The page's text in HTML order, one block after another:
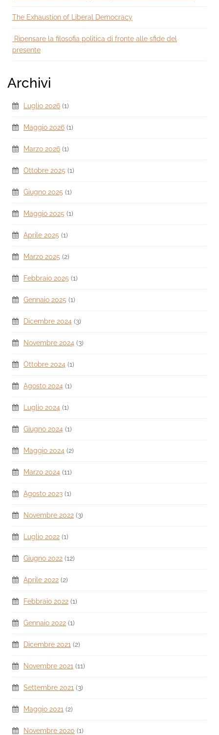
The Exhaustion of Liberal Democracy
Ripensare la filosofia politica di fronte alle sfide del
presente
Archivi
Luglio 2026 (1)
Maggio 2026 (1)
Marzo 2026 (1)
Ottobre 2025 (1)
Giugno 2025 (1)
Maggio 2025 (1)
Aprile 2025 (1)
Marzo 2025 (2)
Febbraio 2025 (1)
Gennaio 2025 (1)
Dicembre 2024 (3)
Novembre 2024 (3)
Ottobre 2024 (1)
Agosto 2024 (1)
Luglio 2024 (1)
Giugno 2024 (1)
Maggio 2024 (2)
Marzo 2024 (11)
Agosto 2023 (1)
Novembre 2022 (3)
Luglio 2022 (1)
Giugno 2022 (12)
Aprile 2022 (2)
Febbraio 2022 (1)
Gennaio 2022 (1)
Dicembre 2021 (2)
Novembre 2021 (11)
Settembre 2021 (3)
Maggio 2021 (2)
Novembre 2020 (1)